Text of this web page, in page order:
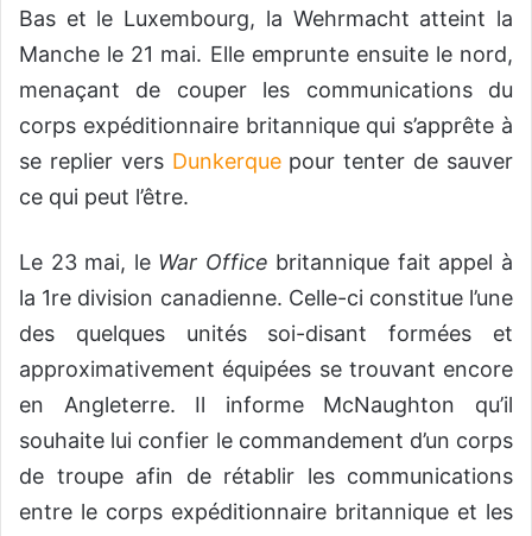
Bas et le Luxembourg, la Wehrmacht atteint la
Manche le 21 mai. Elle emprunte ensuite le nord,
menaçant de couper les communications du
corps expéditionnaire britannique qui s’apprête à
se replier vers Dunkerquepour tenter de sauver
ce qui peut l’être.
Le 23 mai, le War Office britannique fait appel à
la 1re division canadienne. Celle-ci constitue l’une
des quelques unités soi-disant formées et
approximativement équipées se trouvant encore
en Angleterre. Il informe McNaughton qu’il
souhaite lui confier le commandement d’un corps
de troupe afin de rétablir les communications
entre le corps expéditionnaire britannique et les